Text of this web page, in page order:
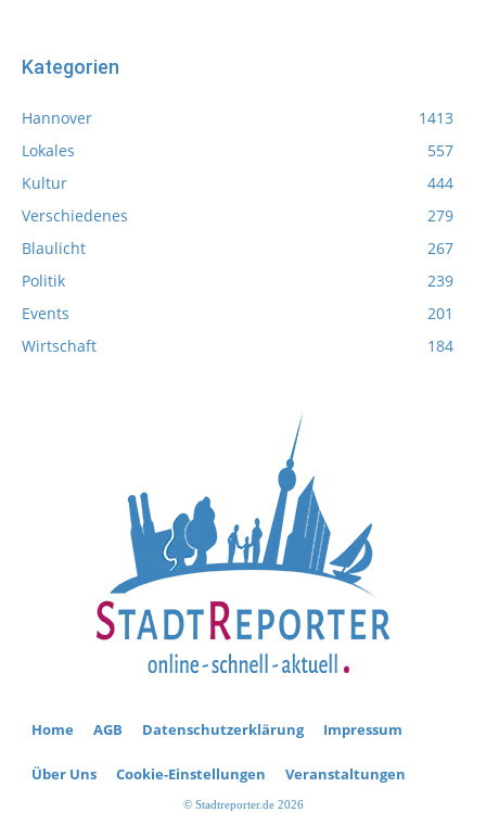
Kategorien
Hannover
1413
Lokales
557
Kultur
444
Verschiedenes
279
Blaulicht
267
Politik
239
Events
201
Wirtschaft
184
Home AGB Datenschutzerklärung Impressum
Über Uns Cookie-Einstellungen Veranstaltungen
© Stadtreporter.de 2026